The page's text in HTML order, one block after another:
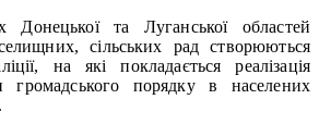
та Луганської областей
сільських рад створюються
на які покладається реалізація
громадського порядку в населених